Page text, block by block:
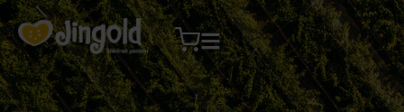
al
contenuto